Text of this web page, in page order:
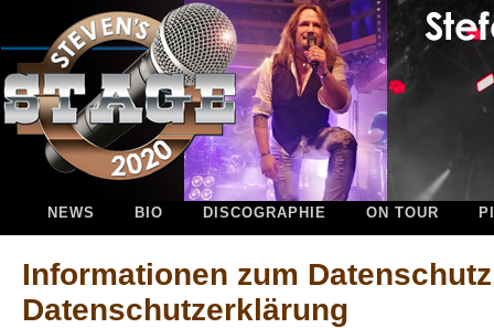
NEWS BIO DISCOGRAPHIE ON TOUR
Informationen zum
Datenschutzerklärung